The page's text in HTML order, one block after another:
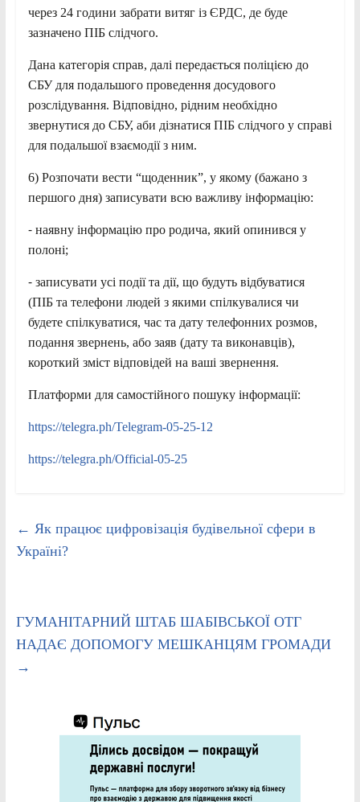
через 24 години забрати витяг із ЄРДС, де буде
зазначено ПІБ слідчого.
Дана категорія справ, далі передається поліцією до
СБУ для подальшого проведення досудового
розслідування. Відповідно, рідним необхідно
звернутися до СБУ, аби дізнатися ПІБ слідчого у справі
для подальшої взаємодії з ним.
6) Розпочати вести “щоденник”, у якому (бажано з
першого дня) записувати всю важливу інформацію:
⁃ наявну інформацію про родича, який опинився у
полоні;
⁃ записувати усі події та дії, що будуть відбуватися
(ПІБ та телефони людей з якими спілкувалися чи
будете спілкуватися, час та дату телефонних розмов,
подання звернень, або заяв (дату та виконавців),
короткий зміст відповідей на ваші звернення.
Платформи для самостійного пошуку інформації:
https://telegra.ph/Telegram-05-25-12
https://telegra.ph/Official-05-25
← Як працює цифровізація будівельної сфери в
Україні?
ГУМАНІТАРНИЙ ШТАБ ШАБІВСЬКОЇ ОТГ
НАДАЄ ДОПОМОГУ МЕШКАНЦЯМ ГРОМАДИ
→